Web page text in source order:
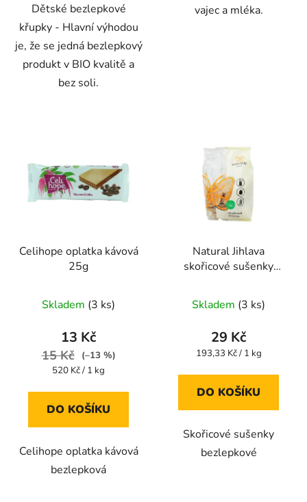
Dětské bezlepkové
křupky - Hlavní výhodou
je, že se jedná bezlepkový
produkt v BIO kvalitě a
bez soli.
vajec a mléka.
Celihope oplatka kávová
25g
hodnocení
produktu
je
5,0
5
Skladem (3 ks)
13 Kč
15 Kč
(–13 %)
Měrná
520 Kč / 1 kg
DO KOŠÍKU
Celihope oplatka kávová
bezlepková
Natural Jihlava
skořicové sušenky
hodnocení
produktu
je
z
Skladem (3 ks)
29 Kč
Měrná
193,33 Kč / 1 kg
DO KOŠÍKU
Skořicové sušenky
bezlepkové